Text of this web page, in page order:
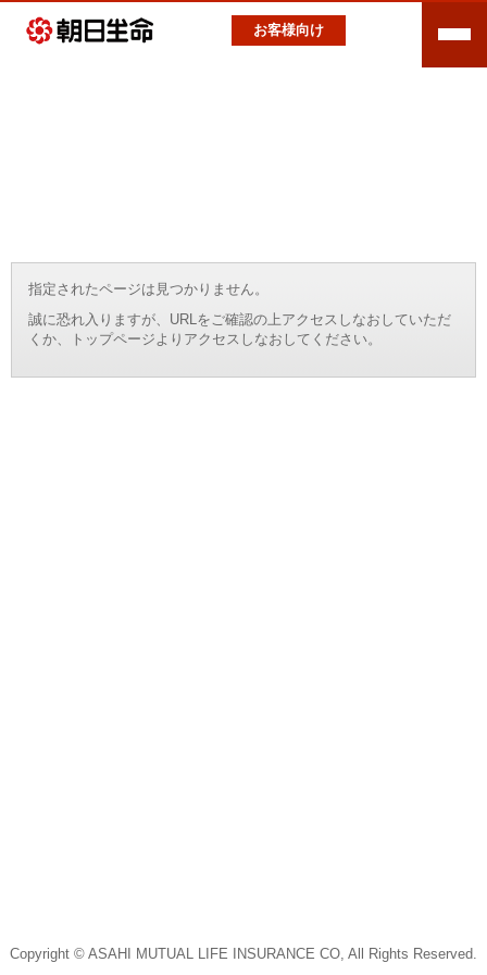
お客様向け
指定されたページは見つかりません。
誠に恐れ入りますが、URLをご確認の上アクセスしなおしていただ
くか、トップページよりアクセスしなおしてください。
Copyright © ASAHI MUTUAL LIFE INSURANCE CO, All Rights Reserved.